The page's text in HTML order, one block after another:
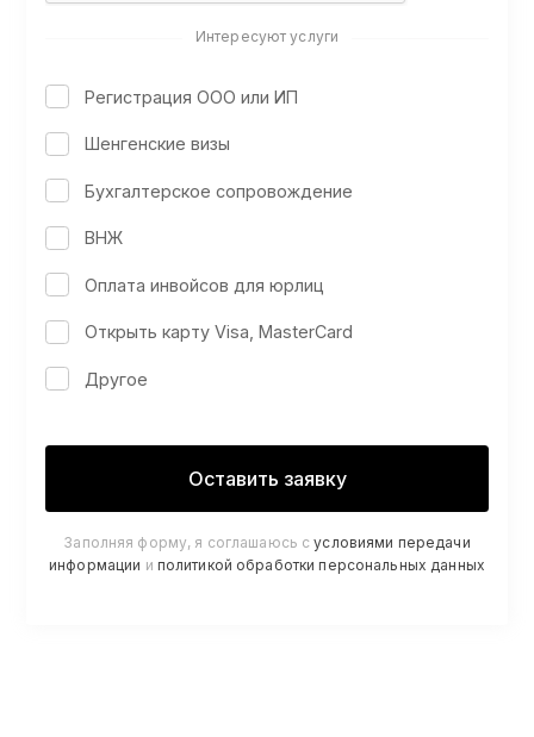
Интересуют услуги
Регистрация ООО или ИП
Шенгенские визы
Бухгалтерское сопровождение
ВНЖ
Оплата инвойсов для юрлиц
Открыть карту Visa, MasterCard
Другое
Заполняя форму, я соглашаюсь сусловиями передачи
информации и политикой обработки персональных данных